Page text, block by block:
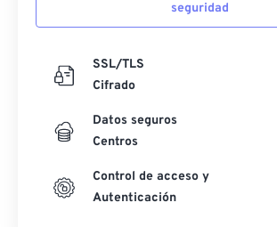
seguridad
SSL/TLS
Cifrado
Datos seguros
Centros
Control de acceso y
Autenticación